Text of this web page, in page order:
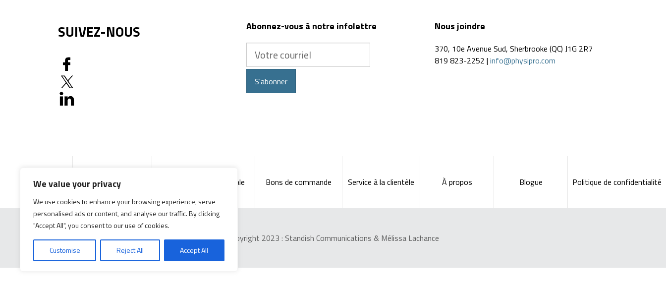
We value your privacy
We use cookies to enhance your browsing experience, serve
personalised ads or content, and analyse our traffic. By clicking
"Accept All", you consent to our use of cookies.
Customise Reject All Accept All
SUIVEZ-NOUS Abonnez-vous à notre infolettre
courriel
S'abonner
Nous joindre
370, 10e Avenue Sud, Sherbrooke (QC) J1G 2R7
819 823-2252 | info@physipro.com
Accueil Produits Documentation générale Bons de commande Service à la clientèle À propos Blogue Politique de confidentialité
Copyright 2023 : Standish Communications & Mélissa Lachance